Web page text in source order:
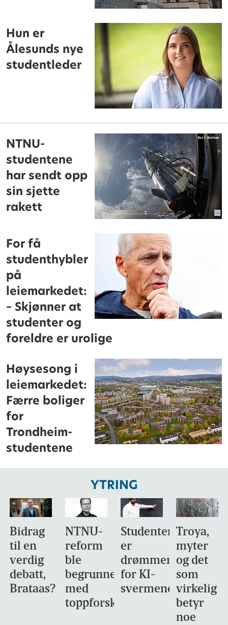
Hun er
Ålesunds nye
studentleder
NTNU-
studentene
har sendt opp
sin sjette
rakett
For få
studenthybler
på
leiemarkedet:
– Skjønner at
studenter og
foreldre er urolige
Høysesong i
leiemarkedet:
Færre boliger
for
Trondheim-
studentene
YTRING
Bidrag
til en
verdig
debatt,
Brataas?
NTNU-
reform
ble
begrunnet
med
toppforskning
Studentene
er
drømmemålet
for KI-
svermene
Troya,
myter
og det
som
virkelig
betyr
noe